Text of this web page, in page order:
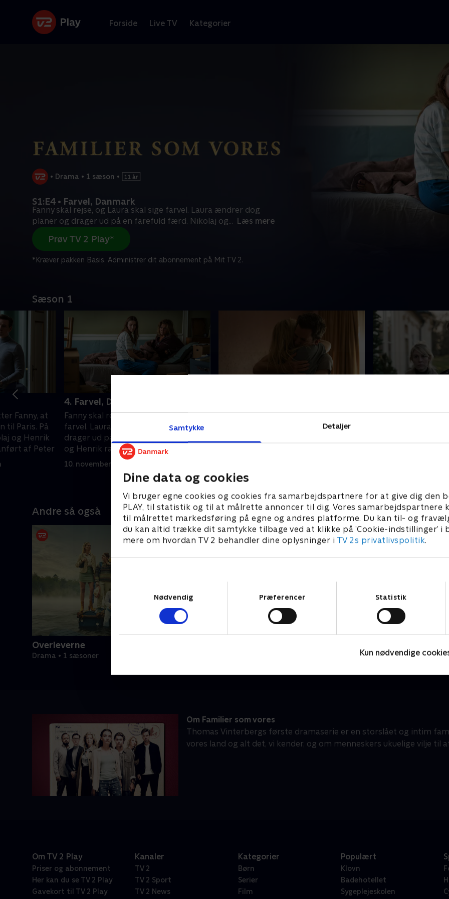
Samtykke Detaljer
Dine data og cookies
Vi bruger egne cookies og cookies fra samarbejdspartnere for at give dig den
PLAY, til statistik og til at målrette annoncer til dig. Vores samarbejdspartnere
til målrettet markedsføring på egne og andres platforme. Du kan til- og
du kan altid trække dit samtykke tilbage ved at klikke på ’Cookie-indstillinger’ i
mere om hvordan TV 2 behandler dine oplysninger i TV 2s privatlivspolitik.
Nødvendig
Præferencer Statistik
Kun nødvendige
Forside Live TV Kategorier
• Drama • 1 sæson •
S1:E4 • Farvel, Danmark
Fanny skal rejse, og Laura skal sige farvel. Laura ændrer dog
planer og drager ud på en farefuld færd. Nikolaj og... Læs mere
Prøv TV 2 Play*
*Kræver pakken Basis. Administrer dit abonnement på Mit TV 2.
Sæson 1
Fanny, at
til Paris. På
og Henrik
af Peter
4. Farvel, Danmark
Fanny skal rejse, og Laura skal sige
farvel. Laura ændrer dog planer og
drager ud på en farefuld færd. Nikolaj
og Henrik rammes af en forfærdelig
mistanke
10. november 2024 • 50 min
sætter hele familiens livsgrundlag i
situation.
Andre så også
Overleverne
Drama • 1 sæsoner
Om Familier som vores
Thomas Vinterbergs første dramaserie er en storslået og intim
vores land og alt det, vi kender, og om menneskers ukuelige vilje til
Om TV 2 Play
Priser og abonnement
Her kan du se TV 2 Play
Gavekort til TV 2 Play
Kanaler
TV 2
TV 2 Sport
TV 2 News
Kategorier
Børn
Serier
Film
Populært
Klovn
Badehotellet
Sygeplejeskolen